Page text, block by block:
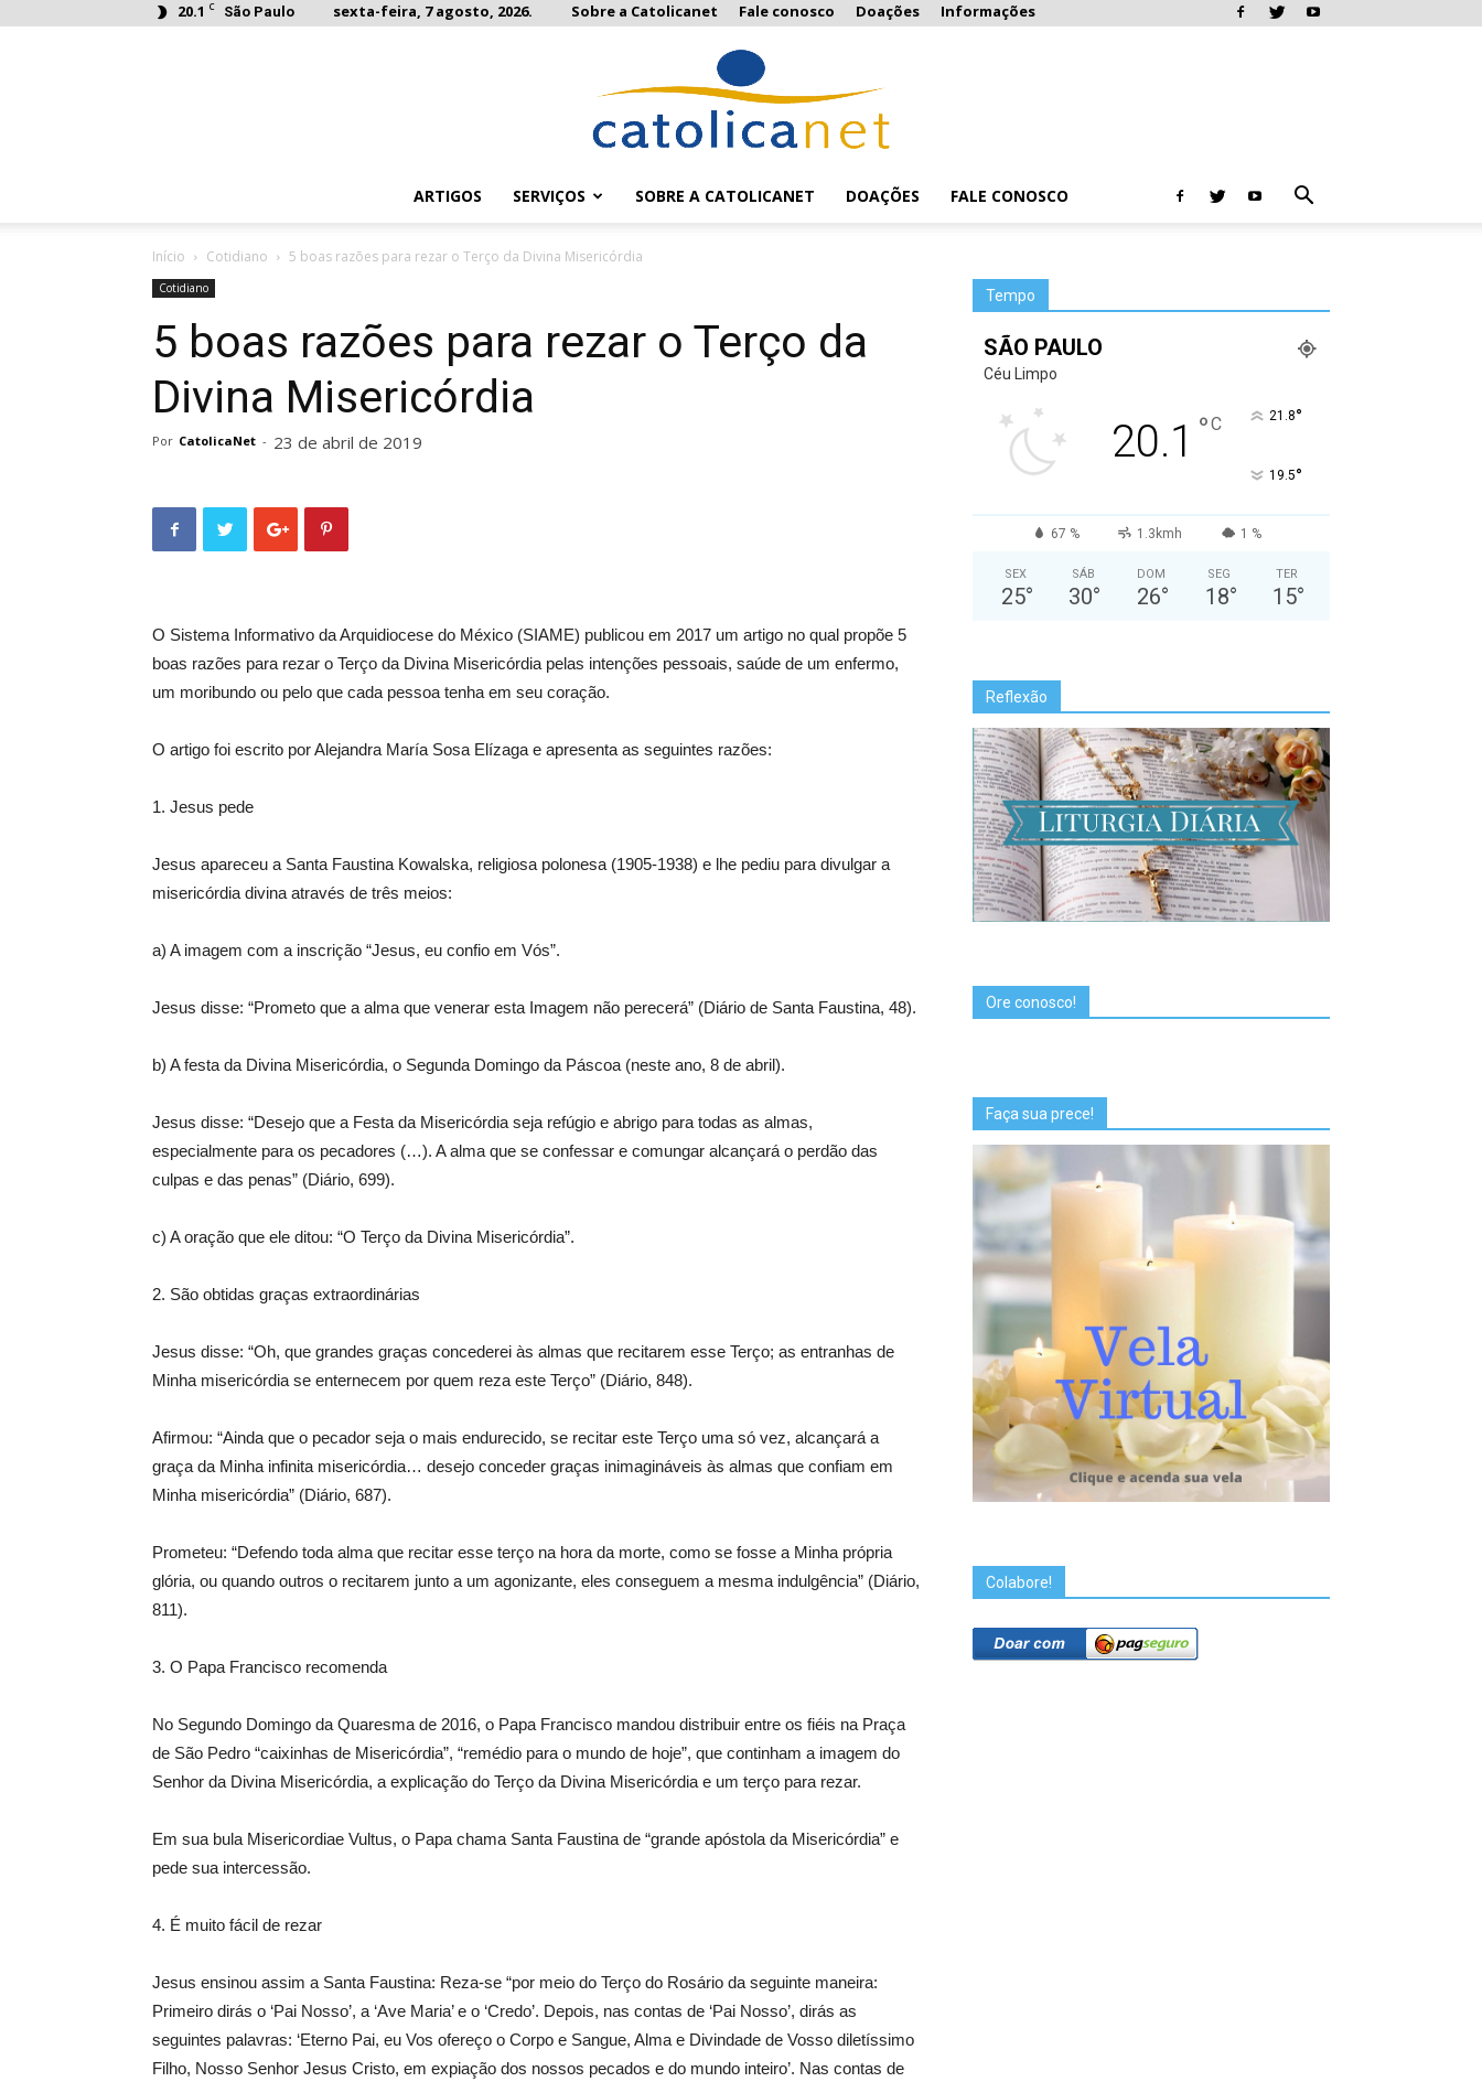
20.1 C São Paulo sexta-feira, 7 agosto, 2026. Sobre a Catolicanet Fale conosco Doações Informações
ARTIGOS SERVIÇOS SOBRE A CATOLICANET DOAÇÕES FALE CONOSCO
Início Cotidiano 5 boas razões para rezar o Terço da Divina Misericórdia
Cotidiano
5 boas razões para rezar o Terço da
Divina Misericórdia
Por CatolicaNet - 23 de abril de 2019
O Sistema Informativo da Arquidiocese do México (SIAME) publicou em 2017 um artigo no qual propõe 5
boas razões para rezar o Terço da Divina Misericórdia pelas intenções pessoais, saúde de um enfermo,
um moribundo ou pelo que cada pessoa tenha em seu coração.
O artigo foi escrito por Alejandra María Sosa Elízaga e apresenta as seguintes razões:
1. Jesus pede
Jesus apareceu a Santa Faustina Kowalska, religiosa polonesa (1905-1938) e lhe pediu para divulgar a
misericórdia divina através de três meios:
a) A imagem com a inscrição “Jesus, eu confio em Vós”.
Jesus disse: “Prometo que a alma que venerar esta Imagem não perecerá” (Diário de Santa Faustina, 48).
b) A festa da Divina Misericórdia, o Segunda Domingo da Páscoa (neste ano, 8 de abril).
Jesus disse: “Desejo que a Festa da Misericórdia seja refúgio e abrigo para todas as almas,
especialmente para os pecadores (…). A alma que se confessar e comungar alcançará o perdão das
culpas e das penas” (Diário, 699).
c) A oração que ele ditou: “O Terço da Divina Misericórdia”.
2. São obtidas graças extraordinárias
Jesus disse: “Oh, que grandes graças concederei às almas que recitarem esse Terço; as entranhas de
Minha misericórdia se enternecem por quem reza este Terço” (Diário, 848).
Afirmou: “Ainda que o pecador seja o mais endurecido, se recitar este Terço uma só vez, alcançará a
graça da Minha infinita misericórdia… desejo conceder graças inimagináveis às almas que confiam em
Minha misericórdia” (Diário, 687).
Prometeu: “Defendo toda alma que recitar esse terço na hora da morte, como se fosse a Minha própria
glória, ou quando outros o recitarem junto a um agonizante, eles conseguem a mesma indulgência” (Diário,
811).
3. O Papa Francisco recomenda
No Segundo Domingo da Quaresma de 2016, o Papa Francisco mandou distribuir entre os fiéis na Praça
de São Pedro “caixinhas de Misericórdia”, “remédio para o mundo de hoje”, que continham a imagem do
Senhor da Divina Misericórdia, a explicação do Terço da Divina Misericórdia e um terço para rezar.
Em sua bula Misericordiae Vultus, o Papa chama Santa Faustina de “grande apóstola da Misericórdia” e
pede sua intercessão.
4. É muito fácil de rezar
Jesus ensinou assim a Santa Faustina: Reza-se “por meio do Terço do Rosário da seguinte maneira:
Primeiro dirás o ‘Pai Nosso’, a ‘Ave Maria’ e o ‘Credo’. Depois, nas contas de ‘Pai Nosso’, dirás as
seguintes palavras: ‘Eterno Pai, eu Vos ofereço o Corpo e Sangue, Alma e Divindade de Vosso diletíssimo
Filho, Nosso Senhor Jesus Cristo, em expiação dos nossos pecados e do mundo inteiro’. Nas contas de
Tempo
SÃO PAULO
Céu Limpo
20.1 °C 21.8°
19.5°
67 % 1.3kmh 1 %
SEX
25°
SÁB
30°
DOM
26°
SEG
18°
TER
15°
Reflexão
Ore conosco!
Faça sua prece!
Colabore!